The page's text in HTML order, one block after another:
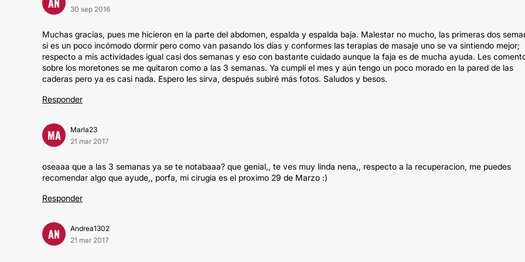
30 sep 2016
Muchas gracias, pues me hicieron en la parte del abdomen, espalda y espalda baja. Malestar no mucho, las primeras dos
si es un poco incómodo dormir pero como van pasando los días y conformes las terapias de masaje uno se va sintiendo mejor;
respecto a mis actividades igual casi dos semanas y eso con bastante cuidado aunque la faja es de mucha ayuda. Les
sobre los moretones se me quitaron como a las 3 semanas. Ya cumplí el mes y aún tengo un poco morado en la pared de las
caderas pero ya es casi nada. Espero les sirva, después subiré más fotos. Saludos y besos.
Responder
MA
Marla23
21 mar 2017
oseaaa que a las 3 semanas ya se te notabaaa? que genial,, te ves muy linda nena,, respecto a la recuperacion, me puedes
recomendar algo que ayude,, porfa, mi cirugia es el proximo 29 de Marzo :)
Responder
AN
Andrea1302
21 mar 2017